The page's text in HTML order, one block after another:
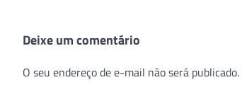
Deixe um comentário
O seu endereço de e-mail não será publicado.